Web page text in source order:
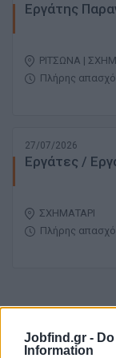
Jobfind.gr -
Information
Εργάτης
ΡΙΤΣΩΝΑ |
Πλήρης
27/07/2026
Εργάτες /
ΣΧΗΜΑΤΑΡΙ
Πλήρης